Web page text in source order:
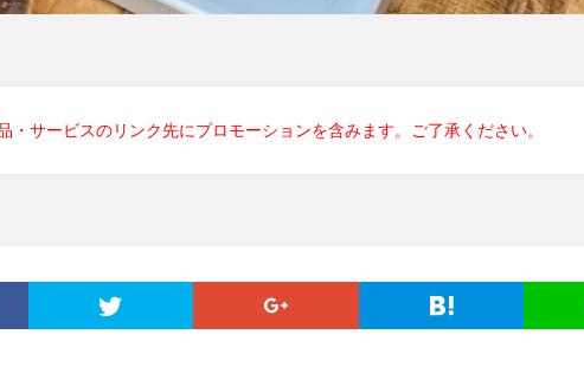
・サービスのリンク先にプロモーションを含みます。ご了承ください。